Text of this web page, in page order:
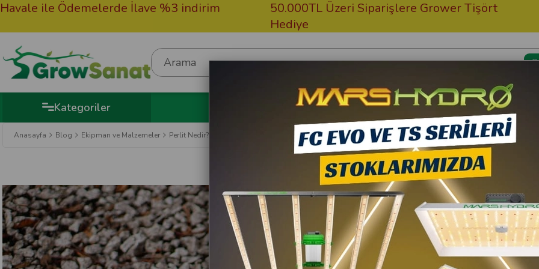
İlave %3 indirim
50.000TL Üzeri Siparişlere Grower Tişört
Ücretsiz
Kategoriler Kargom Nerede? Bitki Besin
Anasayfa Blog Ekipman ve Malzemeler Perlit Nedir?
Perlit Nedir?